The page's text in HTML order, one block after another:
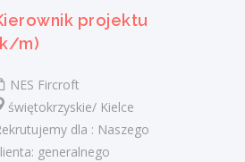
Jędrzejów, Stacja Dializ
Kompleksowa opieka nad
z chorobami nerek - od
stadiów przewlekłej choroby
przez schyłkową niewydolność...
projektu
m)
NES Fircroft
Kielce
dla : Naszego
generalnego